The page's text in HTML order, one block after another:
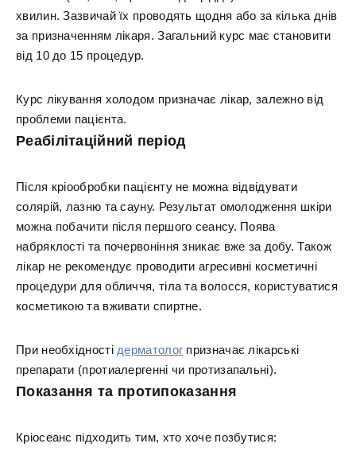
хвилин. Зазвичай їх проводять щодня або за кілька днів
за призначенням лікаря. Загальний курс має становити
від 10 до 15 процедур.
Курс лікування холодом призначає лікар, залежно від
проблеми пацієнта.
Реабілітаційний період
Після кріообробки пацієнту не можна відвідувати
солярій, лазню та сауну. Результат омолодження шкіри
можна побачити після першого сеансу. Поява
набряклості та почервоніння зникає вже за добу. Також
лікар не рекомендує проводити агресивні косметичні
процедури для обличчя, тіла та волосся, користуватися
косметикою та вживати спиртне.
При необхідності дерматолог призначає лікарські
препарати (протиалергенні чи протизапальні).
Показання та протипоказання
Кріосеанс підходить тим, хто хоче позбутися: